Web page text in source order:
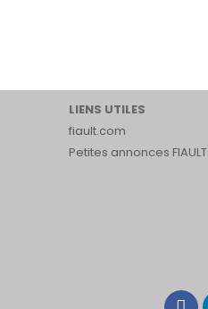
LIENS UTILES
fiault.com
Petites annonces FIAULT